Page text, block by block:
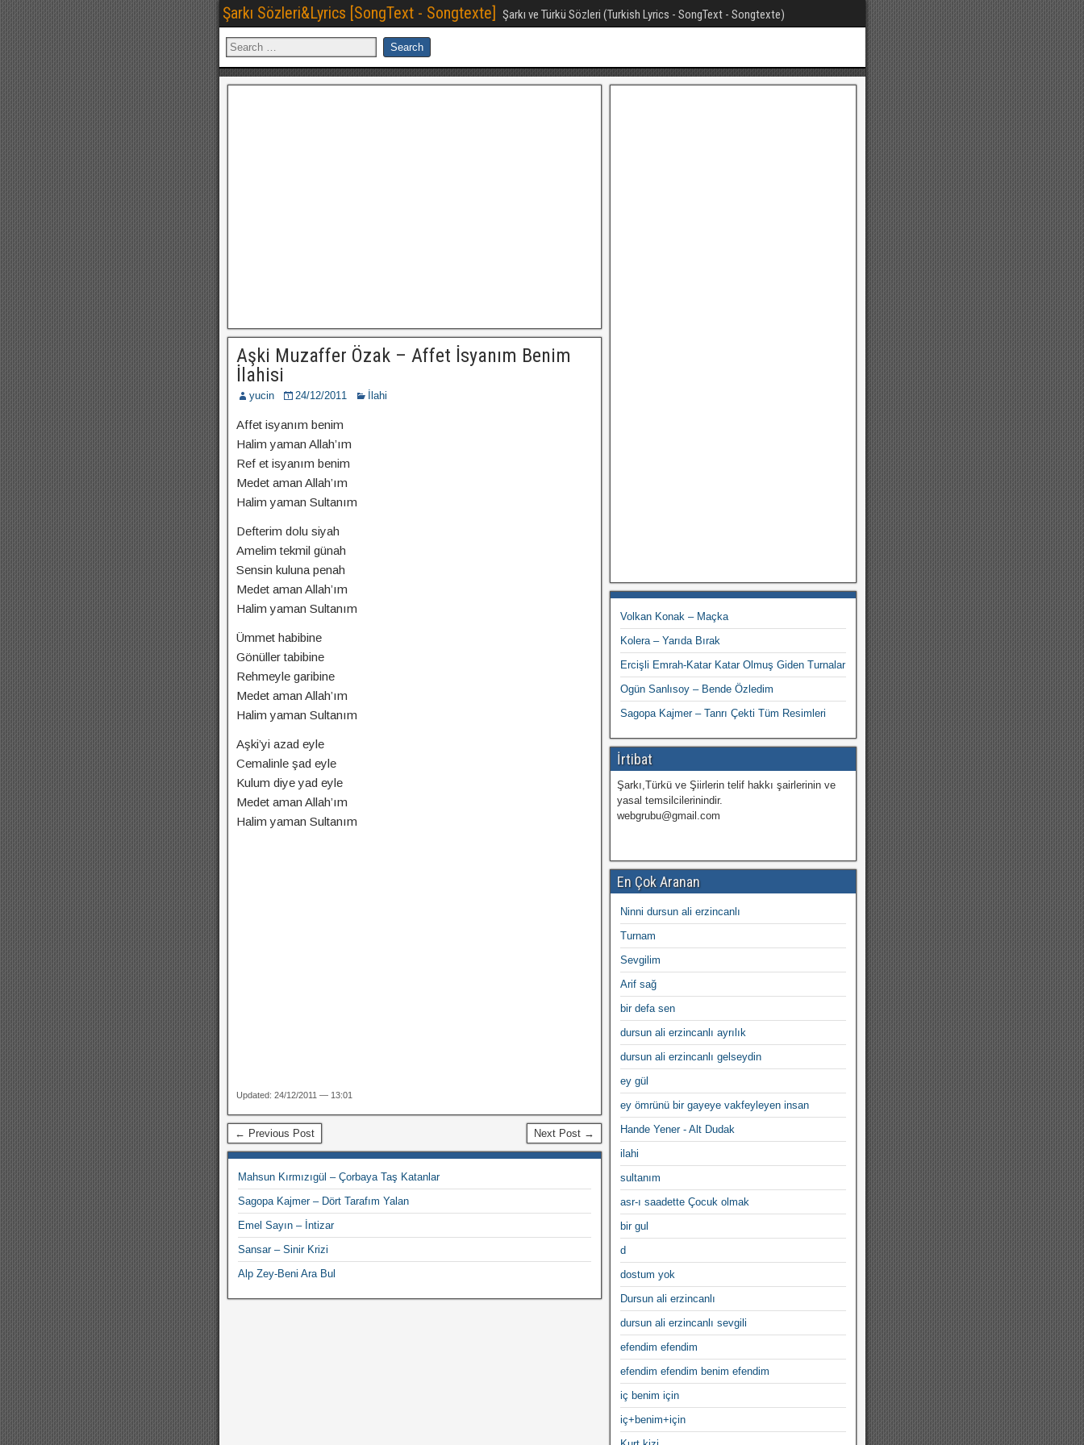
Şarkı Sözleri&Lyrics [SongText - Songtexte] Şarkı ve Türkü Sözleri (Turkish Lyrics - SongText - Songtexte)
Aşki Muzaffer Özak – Affet İsyanım Benim
İlahisi
yucin 24/12/2011 İlahi
Affet isyanım benim
Halim yaman Allah’ım
Ref et isyanım benim
Medet aman Allah’ım
Halim yaman Sultanım
Defterim dolu siyah
Amelim tekmil günah
Sensin kuluna penah
Medet aman Allah’ım
Halim yaman Sultanım
Ümmet habibine
Gönüller tabibine
Rehmeyle garibine
Medet aman Allah’ım
Halim yaman Sultanım
Aşki’yi azad eyle
Cemalinle şad eyle
Kulum diye yad eyle
Medet aman Allah’ım
Halim yaman Sultanım
Updated: 24/12/2011 — 13:01
← Previous Post Next Post →
Mahsun Kırmızıgül – Çorbaya Taş Katanlar
Sagopa Kajmer – Dört Tarafım Yalan
Emel Sayın – İntizar
Sansar – Sinir Krizi
Alp Zey-Beni Ara Bul
Volkan Konak – Maçka
Kolera – Yarıda Bırak
Ercişli Emrah-Katar Katar Olmuş Giden Turnalar
Ogün Sanlısoy – Bende Özledim
Sagopa Kajmer – Tanrı Çekti Tüm Resimleri
İrtibat
Şarkı,Türkü ve Şiirlerin telif hakkı şairlerinin ve
yasal temsilcilerinindir.
webgrubu@gmail.com
En Çok Aranan
Ninni dursun ali erzincanlı
Turnam
Sevgilim
Arif sağ
bir defa sen
dursun ali erzincanlı ayrılık
dursun ali erzincanlı gelseydin
ey gül
ey ömrünü bir gayeye vakfeyleyen insan
Hande Yener - Alt Dudak
ilahi
sultanım
asr-ı saadette Çocuk olmak
bir gul
d
dostum yok
Dursun ali erzincanlı
dursun ali erzincanlı sevgili
efendim efendim
efendim efendim benim efendim
iç benim için
iç+benim+için